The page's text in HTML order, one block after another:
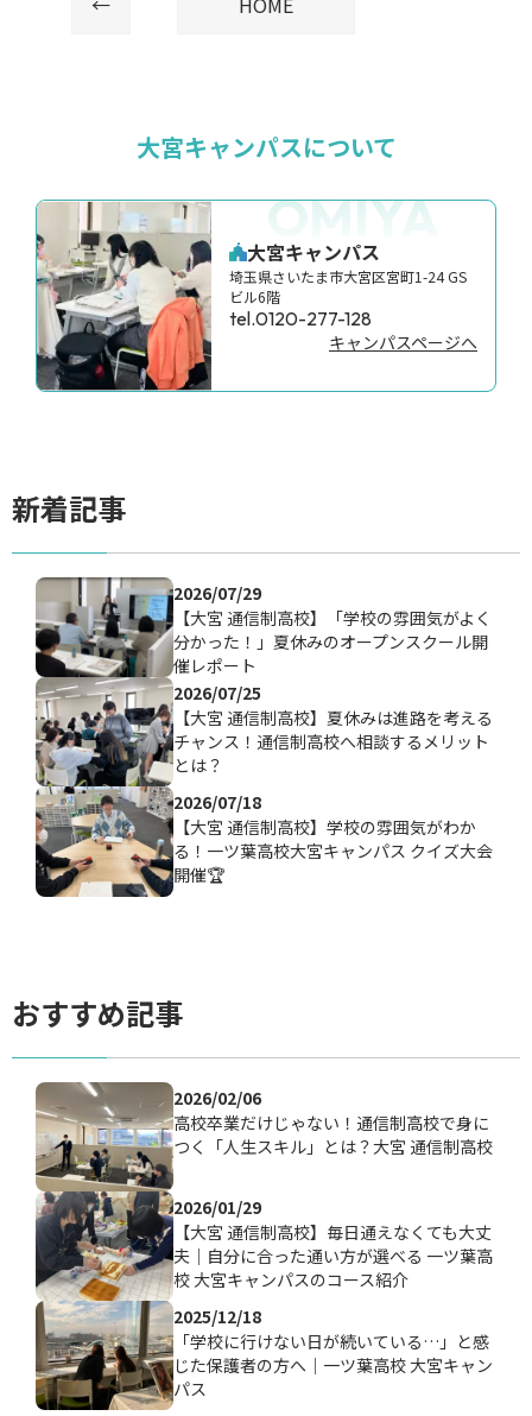
大宮キャンパスについて
OMIYA
大宮キャンパス
埼玉県さいたま市大宮区宮町1-24 GS
ビル6階
tel.0120-277-128
キャンパスページへ
新着記事
2026/07/29
【大宮 通信制高校】「学校の雰囲気がよく
分かった！」夏休みのオープンスクール開
催レポート
2026/07/25
【大宮 通信制高校】夏休みは進路を考える
チャンス！通信制高校へ相談するメリット
とは？
2026/07/18
【大宮 通信制高校】学校の雰囲気がわか
る！一ツ葉高校大宮キャンパス クイズ大会
開催🏆
おすすめ記事
2026/02/06
高校卒業だけじゃない！通信制高校で身に
つく「人生スキル」とは？大宮 通信制高校
2026/01/29
【大宮 通信制高校】毎日通えなくても大丈
夫｜自分に合った通い方が選べる 一ツ葉高
校 大宮キャンパスのコース紹介
2025/12/18
「学校に行けない日が続いている…」と感
じた保護者の方へ｜一ツ葉高校 大宮キャン
パス